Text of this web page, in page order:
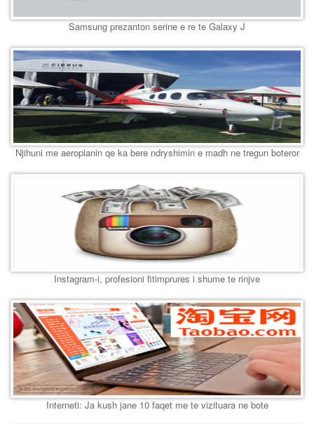
Samsung prezanton serine e re te Galaxy J
Njihuni me aeroplanin qe ka bere ndryshimin e madh ne tregun boteror
Instagram-i, profesioni fitimprures i shume te rinjve
Interneti: Ja kush jane 10 faqet me te vizituara ne bote